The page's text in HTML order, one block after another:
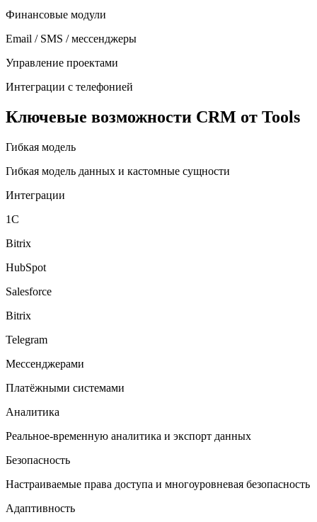
Финансовые модули
Email / SMS / мессенджеры
Управление проектами
Интеграции с телефонией
Ключевые возможности CRM от Tools
Гибкая модель
Гибкая модель данных и кастомные сущности
Интеграции
1С
Bitrix
HubSpot
Salesforce
Bitrix
Telegram
Мессенджерами
Платёжными системами
Аналитика
Реальное-временную аналитика и экспорт данных
Безопасность
Настраиваемые права доступа и многоуровневая безопасность
Адаптивность